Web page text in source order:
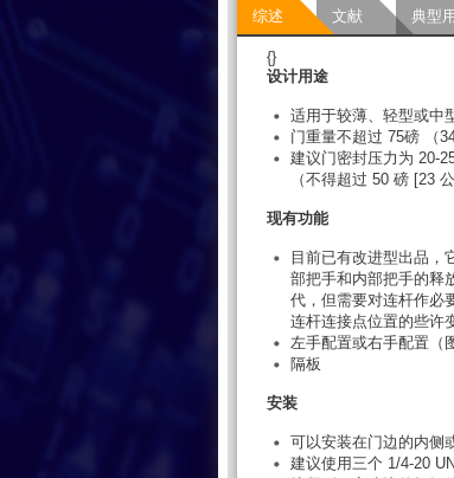
综述 文献 典型
{}
设计用途
适用于较薄、轻型或中
门重量不超过 75磅 （34
建议门密封压力为 20-
（不得超过 50 磅 [23
现有功能
目前已有改进型出品，
部把手和内部把手的释
代，但需要对连杆作必
连杆连接点位置的些许
左手配置或右手配置（
隔板
安装
可以安装在门边的内侧
建议使用三个 1/4-20